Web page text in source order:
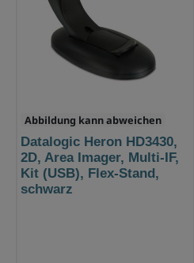
Abbildung kann abweichen
Datalogic Heron HD3430,
2D, Area Imager, Multi-IF,
Kit (USB), Flex-Stand,
schwarz